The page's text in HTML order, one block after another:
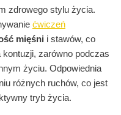
zdrowego stylu życia.
ćwiczeń
mięśni i stawów, co
zarówno podczas
życiu. Odpowiednia
różnych ruchów, co jest
tryb życia.